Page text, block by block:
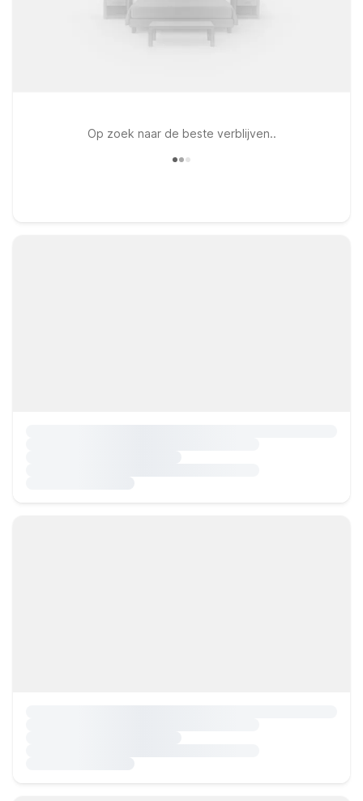
Op zoek naar de beste verblijven..